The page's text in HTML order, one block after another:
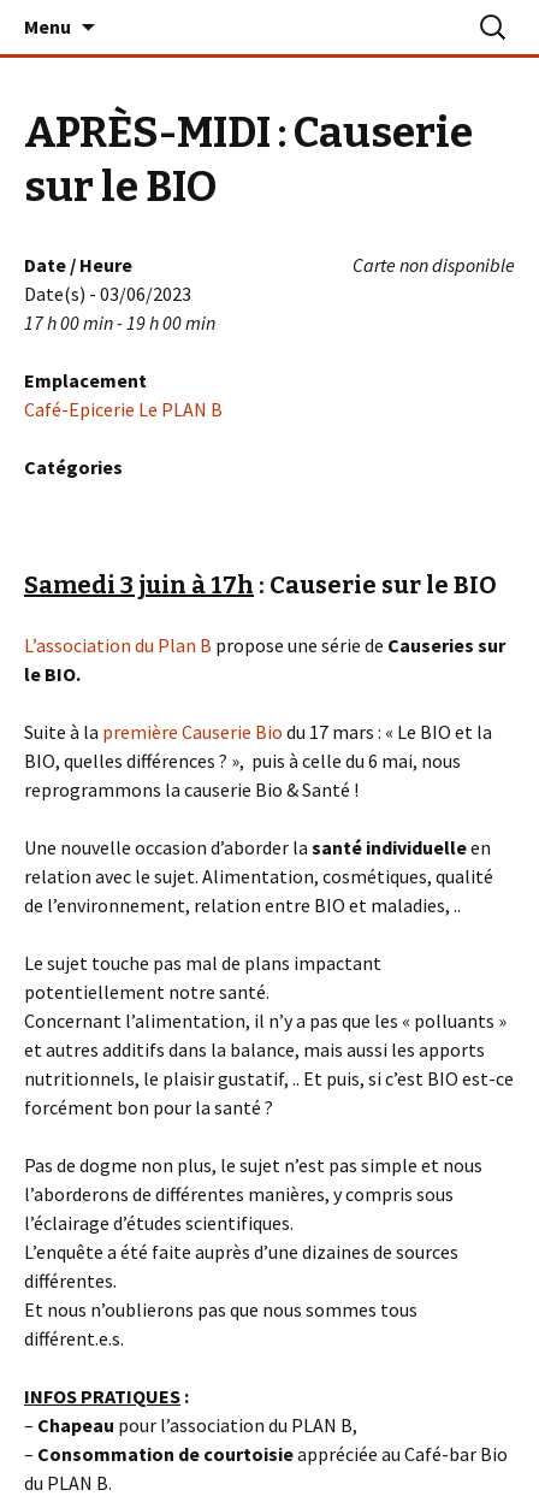
Le PLAN B – La Turballe
Menu
APRÈS-MIDI : Causerie
sur le BIO
Carte non disponible
Date / Heure
Date(s) - 03/06/2023
17 h 00 min - 19 h 00 min
Emplacement
Café-Epicerie Le PLAN B
Catégories
Samedi 3 juin à 17h : Causerie sur le BIO
L’association du Plan B propose une série de Causeries sur
le BIO.
Suite à la première Causerie Bio du 17 mars : « Le BIO et la
BIO, quelles différences ? », puis à celle du 6 mai, nous
reprogrammons la causerie Bio & Santé !
Une nouvelle occasion d’aborder la santé individuelleen
relation avec le sujet. Alimentation, cosmétiques, qualité
de l’environnement, relation entre BIO et maladies, ..
Le sujet touche pas mal de plans impactant
potentiellement notre santé.
Concernant l’alimentation, il n’y a pas que les « polluants »
et autres additifs dans la balance, mais aussi les apports
nutritionnels, le plaisir gustatif, .. Et puis, si c’est BIO est-ce
forcément bon pour la santé ?
Pas de dogme non plus, le sujet n’est pas simple et nous
l’aborderons de différentes manières, y compris sous
l’éclairage d’études scientifiques.
L’enquête a été faite auprès d’une dizaines de sources
différentes.
Et nous n’oublierons pas que nous sommes tous
différent.e.s.
INFOS PRATIQUES :
– Chapeau pour l’association du PLAN B,
– Consommation de courtoisieappréciée au Café-bar Bio
du PLAN B.